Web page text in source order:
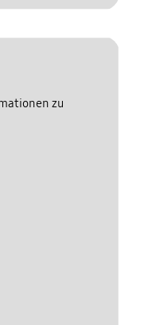
zu